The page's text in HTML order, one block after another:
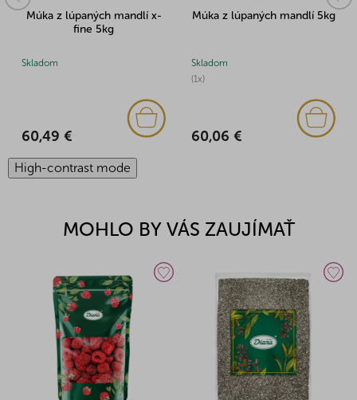
Múka z lúpaných mandlí x-
fine 5kg
Skladom
60,49 €
Múka z lúpaných mandlí 5kg
(1x)
Skladom
60,06 €
High-contrast mode
MOHLO BY VÁS ZAUJÍMAŤ